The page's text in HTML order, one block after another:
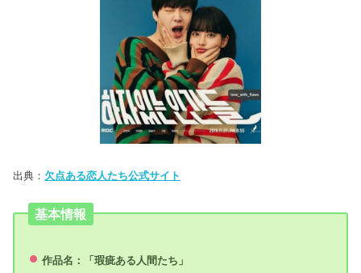
出典： 欠点ある恋人たち公式サイト
基本情報
作品名： 「瑕疵ある人間たち」